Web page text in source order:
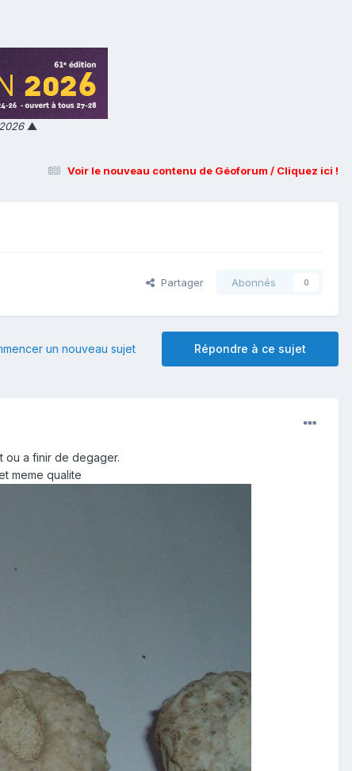
▲
Voir le nouveau contenu de Géoforum / Cliquez ici !
Partager Abonnés 0
Répondre à ce sujet
un nouveau sujet
ou a finir de degager.
meme qualite